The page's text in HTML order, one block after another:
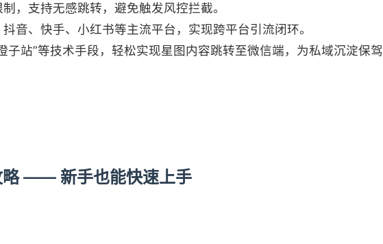
，支持无感跳转，避免触发风控拦截。
音、快手、小红书等主流平台，实现跨平台引流闭环。
子站”等技术手段，轻松实现星图内容跳转至微信端，为私域沉淀保驾
略 —— 新手也能快速上手